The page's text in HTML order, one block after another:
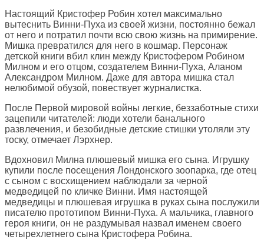
Настоящий Кристофер Робин хотел максимально
вытеснить Винни-Пуха из своей жизни, постоянно бежал
от него и потратил почти всю свою жизнь на примирение.
Мишка превратился для него в кошмар. Персонаж
детской книги вбил клин между Кристофером Робином
Милном и его отцом, создателем Винни-Пуха, Аланом
Александром Милном. Даже для автора мишка стал
нелюбимой обузой, повествует журналистка.
После Первой мировой войны легкие, беззаботные стихи
зацепили читателей: люди хотели банального
развлечения, и безобидные детские стишки утоляли эту
тоску, отмечает Лэрхнер.
Вдохновил Милна плюшевый мишка его сына. Игрушку
купили после посещения Лондонского зоопарка, где отец
с сыном с восхищением наблюдали за черной
медведицей по кличке Винни. Имя настоящей
медведицы и плюшевая игрушка в руках сына послужили
писателю прототипом Винни-Пуха. А мальчика, главного
героя книги, он не раздумывая назвал именем своего
четырехлетнего сына Кристофера Робина.